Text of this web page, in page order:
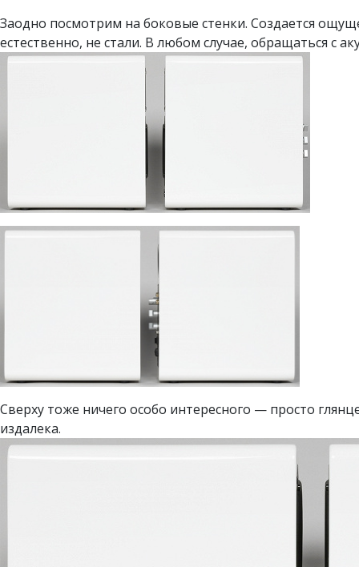
Заодно посмотрим на боковые стенки. Создается
естественно, не стали. В любом случае, обращаться с
Сверху тоже ничего особо интересного — просто
издалека.